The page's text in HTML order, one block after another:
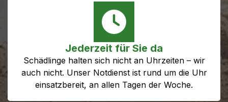
Jederzeit für Sie da
Schädlinge halten sich nicht an Uhrzeiten – wir
auch nicht. Unser Notdienst ist rund um die Uhr
einsatzbereit, an allen Tagen der Woche.